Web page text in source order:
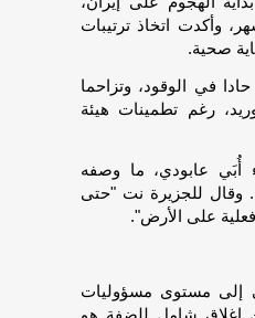
مخزون من السلع الأساسية يكفي لـ3 أشهر، وأكدت اتخاذ ترتيبات
صحية.
في الوقود، وتزاحما
رغم تطمينات هيئة
أُبَي عابودي، ما وصفه
وقال للجزيرة نت "حتى
على الأرض".
إلى مستوى مسؤوليات